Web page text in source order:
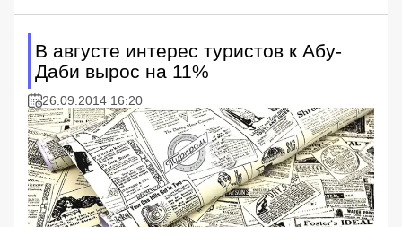
В августе интерес туристов к Абу-
Даби вырос на 11%
26.09.2014 16:20